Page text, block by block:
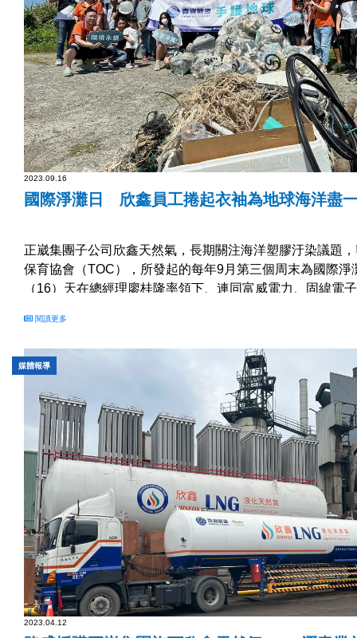
2023.09.16
國際淨灘日 欣鑫員工捲起衣袖為地球海洋盡
正崴集團子公司欣鑫天然氣，長期關注海洋塑膠汙染議題
保育協會（TOC），所發起的每年9月第三個周末為國際淨
（16）天在總經理廖桂隆率領下、連同富威電力、固緯電
為地球海洋「淨」一份心力」。...
閱讀更多
媒體報導
2023.04.12